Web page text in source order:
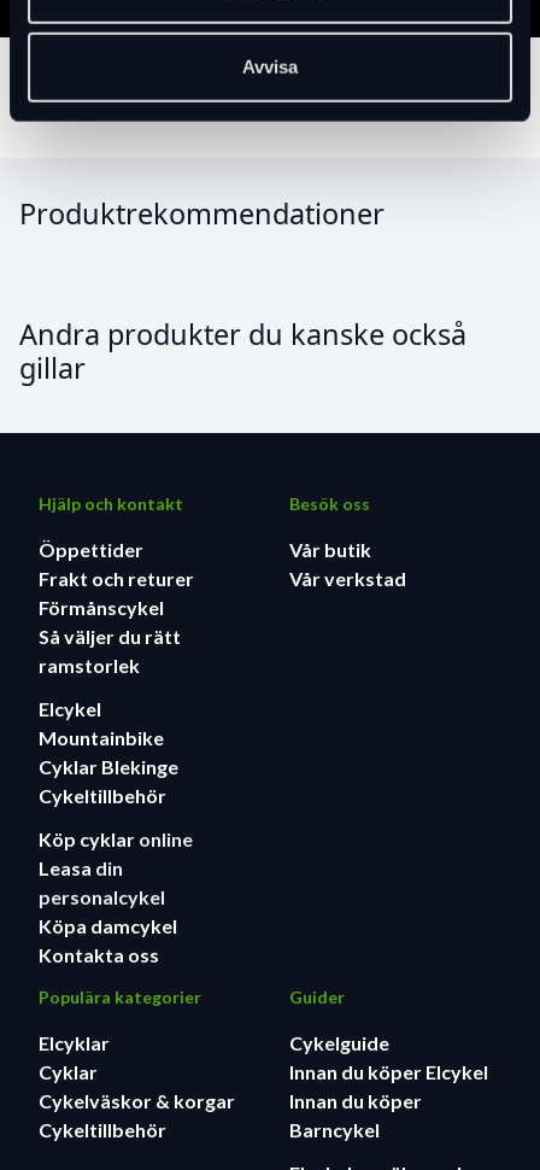
Avvisa
Tillbehör
Produktrekommendationer
Andra produkter du kanske också
gillar
Hjälp och kontakt
Öppettider
Frakt och returer
Förmånscykel
Så väljer du rätt
ramstorlek
Elcykel
Mountainbike
Cyklar Blekinge
Cykeltillbehör
Köp cyklar online
Leasa din
personalcykel
Köpa damcykel
Kontakta oss
Besök oss
Vår butik
Vår verkstad
Populära kategorier
Elcyklar
Cyklar
Cykelväskor & korgar
Cykeltillbehör
Guider
Cykelguide
Innan du köper Elcykel
Innan du köper
Barncykel